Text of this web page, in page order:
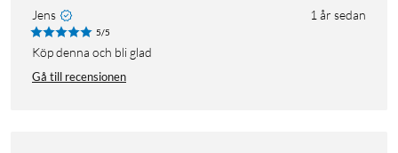
Jens 1 år sedan
5/5
Köp denna och bli glad
Gå till recensionen